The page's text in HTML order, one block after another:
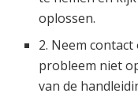
oplossen.
2. Neem
probleem niet
van de